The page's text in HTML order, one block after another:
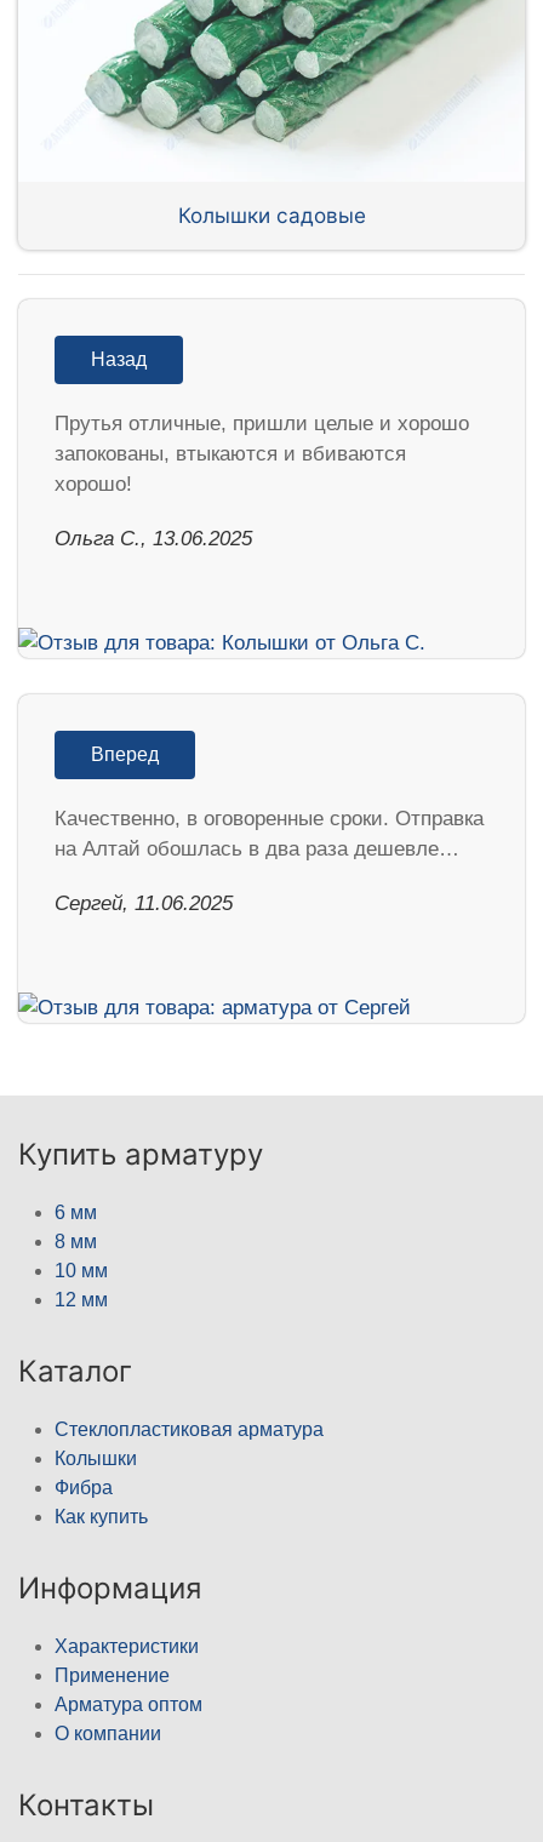
Колышки садовые
Назад
Прутья отличные, пришли целые и хорошо
запокованы, втыкаются и вбиваются
хорошо!
Ольга С., 13.06.2025
Вперед
Качественно, в оговоренные сроки. Отправка
на Алтай обошлась в два раза дешевле…
Сергей, 11.06.2025
Купить арматуру
6 мм
8 мм
10 мм
12 мм
Каталог
Стеклопластиковая арматура
Колышки
Фибра
Как купить
Информация
Характеристики
Применение
Арматура оптом
О компании
Контакты